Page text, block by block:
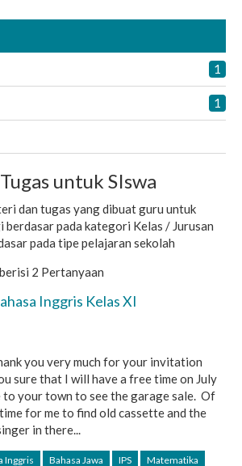
1
1
untuk SIswa
dan tugas yang dibuat guru untuk
pada kategori Kelas / Jurusan
pada tipe pelajaran sekolah
berisi 2 Pertanyaan
Inggris Kelas XI
you very much for your invitation
sure that I will have a free time on July
to your town to see the garage sale. Of
for me to find old cassette and the
in there...
Inggris Bahasa Jawa IPS
Matematika